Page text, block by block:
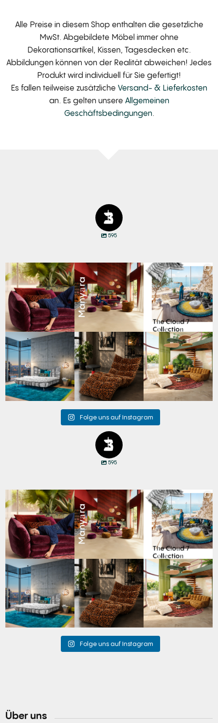
Alle Preise in diesem Shop enthalten die gesetzliche
MwSt. Abgebildete Möbel immer ohne
Dekorationsartikel, Kissen, Tagesdecken etc.
Abbildungen können von der Realität abweichen! Jedes
Produkt wird individuell für Sie gefertigt!
Es fallen teilweise zusätzliche Versand- & Lieferkosten
an. Es gelten unsere Allgemeinen
Geschäftsbedingungen.
595
Den Kopf anlehnen. Die
Gedanken auf Reisen...
55 0
Manyara. Inspiriert von
der Weite Afrikas....
55 2
Für jeden Lieblingsplatz
die passende Cloud.
☁️...
60 1
Cloud 7 – nicht nur zum
Sitzen, sondern auch
zum ...
146 3
A bold statement. A
quiet retreat.
Mit unserem...
201 4
Take a walk on the wild
side. 🐆
Anlässlich...
104 1
Folge uns auf Instagram
595
Den Kopf anlehnen. Die
Gedanken auf Reisen...
55 0
Manyara. Inspiriert von
der Weite Afrikas....
55 2
Für jeden Lieblingsplatz
die passende Cloud.
☁️...
60 1
Cloud 7 – nicht nur zum
Sitzen, sondern auch
zum...
146 3
A bold statement. A
quiet retreat.
Mit unserem...
201 4
Take a walk on the wild
side. 🐆
Anlässlich...
104 1
Folge uns auf Instagram
Über uns